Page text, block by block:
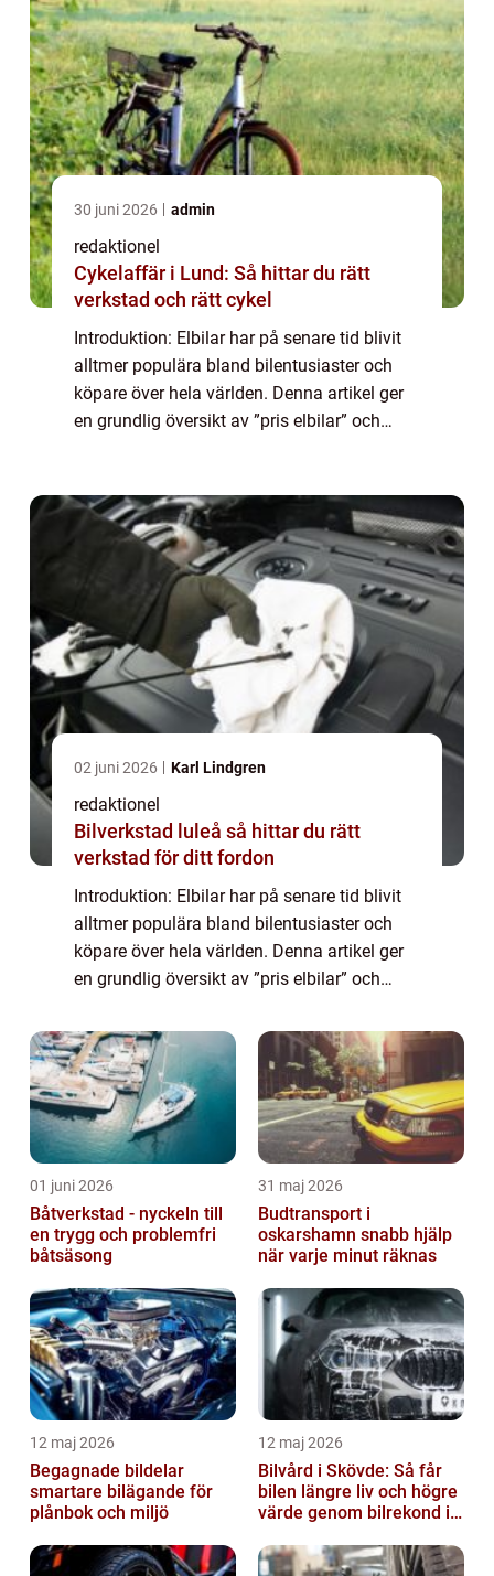
30 juni 2026 admin
redaktionel
Cykelaffär i Lund: Så hittar du rätt
verkstad och rätt cykel
Introduktion: Elbilar har på senare tid blivit
alltmer populära bland bilentusiaster och
köpare över hela världen. Denna artikel ger
en grundlig översikt av ”pris elbilar” och
02 juni 2026 Karl Lindgren
redaktionel
Bilverkstad luleå så hittar du rätt
verkstad för ditt fordon
Introduktion: Elbilar har på senare tid blivit
alltmer populära bland bilentusiaster och
köpare över hela världen. Denna artikel ger
en grundlig översikt av ”pris elbilar” och
popularitet och h...
01 juni 2026
Båtverkstad - nyckeln till
en trygg och problemfri
båtsäsong
31 maj 2026
Budtransport i
oskarshamn snabb hjälp
när varje minut räknas
12 maj 2026
Begagnade bildelar
smartare bilägande för
plånbok och miljö
12 maj 2026
Bilvård i Skövde: Så får
bilen längre liv och högre
värde genom bilrekond i